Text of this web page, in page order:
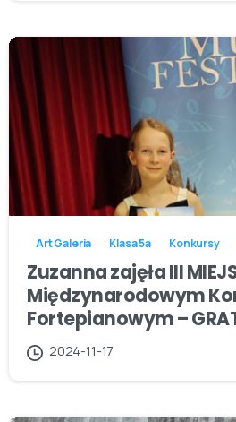
Art Galeria Klasa 5a Konkursy
Zuzanna zajęła III
Międzynarodowym
Fortepianowym –
2024-11-17